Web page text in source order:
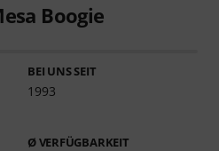
Boogie
BEI UNS SEIT
1993
Ø VERFÜGBARKEIT